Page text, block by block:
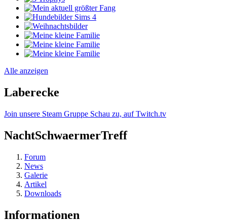
Alle anzeigen
Laberecke
Join unsere Steam Gruppe Schau zu, auf Twitch.tv
NachtSchwaermerTreff
Forum
News
Galerie
Artikel
Downloads
Informationen